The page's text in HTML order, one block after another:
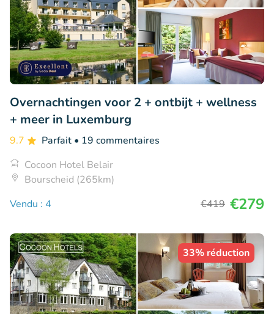
Overnachtingen voor 2 + ontbijt + wellness
+ meer in Luxemburg
9.7 Parfait • 19 commentaires
Cocoon Hotel Belair
Bourscheid (265km)
Vendu : 4
€419 €279
33% réduction